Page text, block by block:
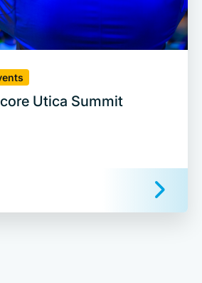
Utica Summit